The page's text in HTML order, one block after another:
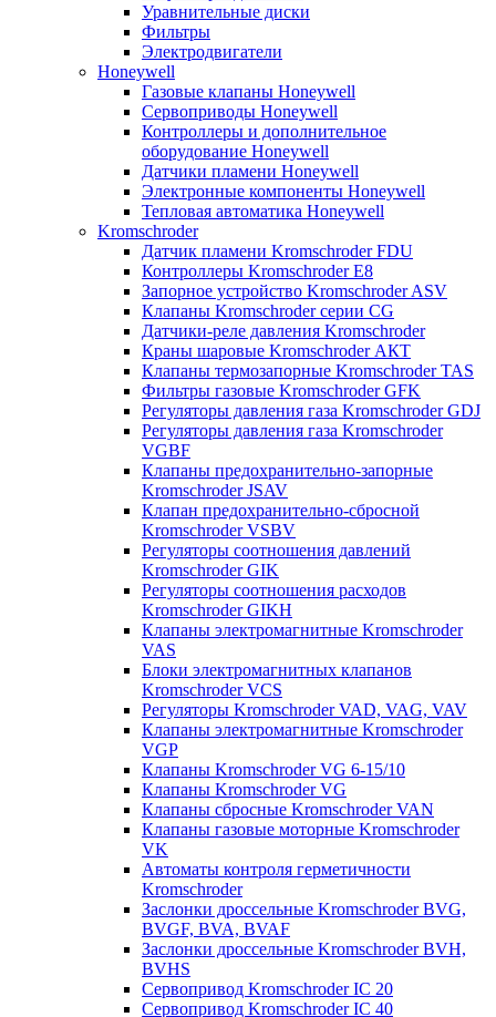
Уравнительные диски
Фильтры
Электродвигатели
Honeywell
Газовые клапаны Honeywell
Сервоприводы Honeywell
Контроллеры и дополнительное
оборудование Honeywell
Датчики пламени Honeywell
Электронные компоненты Honeywell
Тепловая автоматика Honeywell
Kromschroder
Датчик пламени Kromschroder FDU
Контроллеры Kromschroder E8
Запорное устройство Kromschroder ASV
Клапаны Kromschroder серии CG
Датчики-реле давления Kromschroder
Краны шаровые Kromschroder АКТ
Клапаны термозапорные Kromschroder TAS
Фильтры газовые Kromschroder GFK
Регуляторы давления газа Kromschroder GDJ
Регуляторы давления газа Kromschroder
VGBF
Клапаны предохранительно-запорные
Kromschroder JSAV
Клапан предохранительно-сбросной
Kromschroder VSBV
Регуляторы соотношения давлений
Kromschroder GIK
Регуляторы соотношения расходов
Kromschroder GIKH
Клапаны электромагнитные Kromschroder
VAS
Блоки электромагнитных клапанов
Kromschroder VCS
Регуляторы Kromschroder VAD, VAG, VAV
Клапаны электромагнитные Kromschroder
VGP
Клапаны Kromschroder VG 6-15/10
Клапаны Kromschroder VG
Клапаны сбросные Kromschroder VAN
Клапаны газовые моторные Kromschroder
VK
Автоматы контроля герметичности
Kromschroder
Заслонки дроссельные Kromschroder BVG,
BVGF, BVA, BVAF
Заслонки дроссельные Kromschroder BVH,
BVHS
Сервопривод Kromschroder IC 20
Сервопривод Kromschroder IC 40